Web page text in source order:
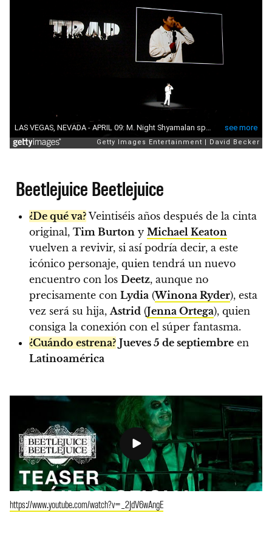
Beetlejuice Beetlejuice
¿De qué va?Veintiséis años después de la cinta
original, Tim Burton y Michael Keaton
vuelven a revivir, si así podría decir, a este
icónico personaje, quien tendrá un nuevo
encuentro con los Deetz, aunque no
precisamente con Lydia (Winona Ryder), esta
vez será su hija,Astrid (Jenna Ortega), quien
consiga la conexión con el súper fantasma.
¿Cuándo estrena? Jueves 5 de septiembre en
Latinoamérica
https://www.youtube.com/watch?v=_2JdV6wAngE